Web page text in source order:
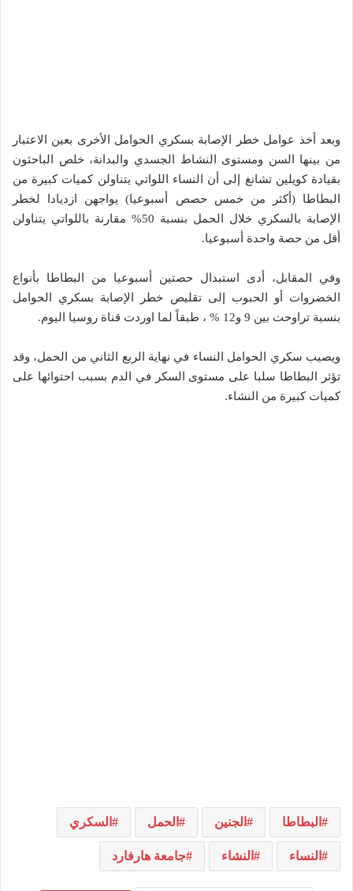
وبعد أخذ عوامل خطر الإصابة بسكري الحوامل الأخرى بعين الاعتبار
من بينها السن ومستوى النشاط الجسدي والبدانة، خلص الباحثون
بقيادة كويلين تشانغ إلى أن النساء اللواتي يتناولن كميات كبيرة من
البطاطا (أكثر من خمس حصص أسبوعيا) يواجهن ازديادا لخطر
الإصابة بالسكري خلال الحمل بنسبة 50% مقارنة باللواتي يتناولن
أقل من حصة واحدة أسبوعيا.
وفي المقابل، أدى استبدال حصتين أسبوعيا من البطاطا بأنواع
الخضروات أو الحبوب إلى تقليص خطر الإصابة بسكري الحوامل
بنسبة تراوحت بين 9 و12 % ، طبقاً لما اوردت قناة روسيا اليوم.
ويصيب سكري الحوامل النساء في نهاية الربع الثاني من الحمل، وقد
تؤثر البطاطا سلبا على مستوى السكر في الدم بسبب احتوائها على
كميات كبيرة من النشاء.
البطاطا الجنين الحمل السكري
النساء النشاء جامعة هارفارد